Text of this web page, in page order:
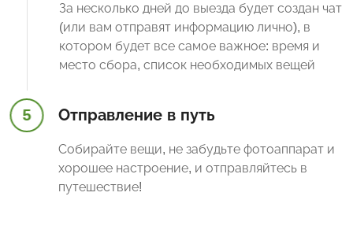
За несколько дней до выезда будет создан чат
(или вам отправят информацию лично), в
котором будет все самое важное: время и
место сбора, список необходимых вещей
5 Отправление в путь
Собирайте вещи, не забудьте фотоаппарат и
хорошее настроение, и отправляйтесь в
путешествие!